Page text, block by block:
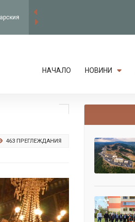
НАЧАЛО НОВИНИ
463 ПРЕГЛЕЖДАНИЯ